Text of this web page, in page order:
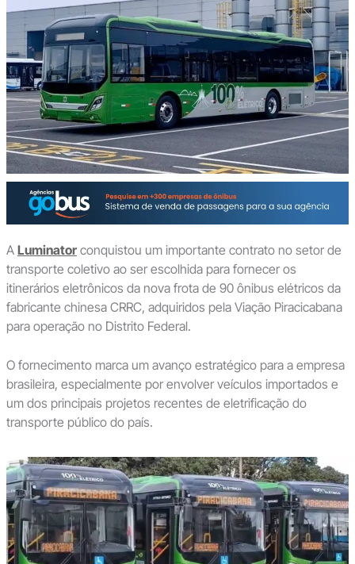
A Luminatorconquistou um importante contrato no setor de
transporte coletivo ao ser escolhida para fornecer os
itinerários eletrônicos da nova frota de 90 ônibus elétricos da
fabricante chinesa CRRC, adquiridos pela Viação Piracicabana
para operação no Distrito Federal.
O fornecimento marca um avanço estratégico para a empresa
brasileira, especialmente por envolver veículos importados e
um dos principais projetos recentes de eletrificação do
transporte público do país.